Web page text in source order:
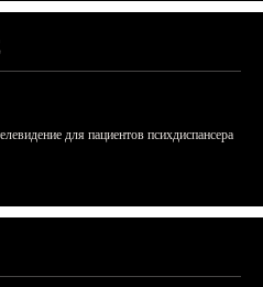
для пациентов психдиспансера